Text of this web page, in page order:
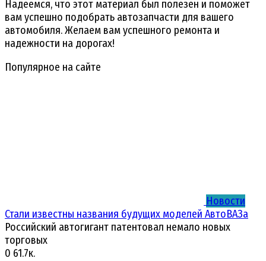
Надеемся, что этот материал был полезен и поможет
вам успешно подобрать автозапчасти для вашего
автомобиля. Желаем вам успешного ремонта и
надежности на дорогах!
Популярное на сайте
Новости
Стали известны названия будущих моделей АвтоВАЗа
Российский автогигант патентовал немало новых
торговых
0 61.7к.